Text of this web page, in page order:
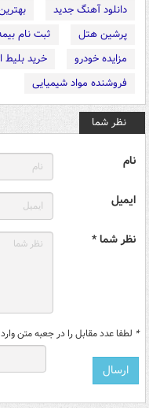
دانلود آهنگ جدید
پرشین هتل
ثبت نام
مزایده خودرو
خرید بلیط
فروشنده مواد شیمیایی
نظر شما
نام
ایمیل
نظر شما *
* لطفا عدد مقابل را در جعبه متن